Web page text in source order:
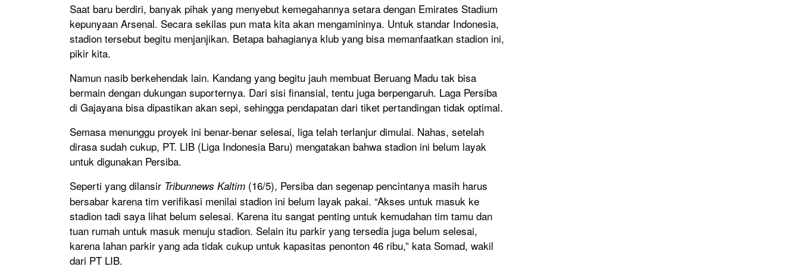
Saat baru berdiri, banyak pihak yang menyebut kemegahannya setara dengan Emirates Stadium
kepunyaan Arsenal. Secara sekilas pun mata kita akan mengamininya. Untuk standar Indonesia,
stadion tersebut begitu menjanjikan. Betapa bahagianya klub yang bisa memanfaatkan stadion ini,
pikir kita.
Namun nasib berkehendak lain. Kandang yang begitu jauh membuat Beruang Madu tak bisa
bermain dengan dukungan suporternya. Dari sisi finansial, tentu juga berpengaruh. Laga Persiba
di Gajayana bisa dipastikan akan sepi, sehingga pendapatan dari tiket pertandingan tidak optimal.
Semasa menunggu proyek ini benar-benar selesai, liga telah terlanjur dimulai. Nahas, setelah
dirasa sudah cukup, PT. LIB (Liga Indonesia Baru) mengatakan bahwa stadion ini belum layak
untuk digunakan Persiba.
Seperti yang dilansir Tribunnews Kaltim (16/5), Persiba dan segenap pencintanya masih harus
bersabar karena tim verifikasi menilai stadion ini belum layak pakai. “Akses untuk masuk ke
stadion tadi saya lihat belum selesai. Karena itu sangat penting untuk kemudahan tim tamu dan
tuan rumah untuk masuk menuju stadion. Selain itu parkir yang tersedia juga belum selesai,
karena lahan parkir yang ada tidak cukup untuk kapasitas penonton 46 ribu,” kata Somad, wakil
dari PT LIB.